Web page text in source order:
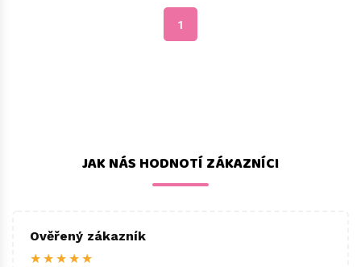
1
JAK NÁS HODNOTÍ ZÁKAZNÍCI
Ověřený zákazník
★★★★★